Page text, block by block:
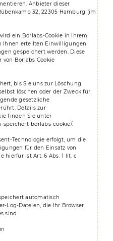
Anbieter dieser
32, 22305 Hamburg (im
ein Borlabs-Cookie in Ihrem
Ihnen erteilten Einwilligungen
gespeichert werden. Diese
Borlabs Cookie
bis Sie uns zur Löschung
löschen oder der Zweck für
gesetzliche
Details zur
finden Sie unter
speichert-borlabs-cookie/.
Technologie erfolgt, um die
für den Einsatz von
hierfür ist Art. 6 Abs. 1 lit. c
automatisch
Log-Dateien, die Ihr Browser
sind: